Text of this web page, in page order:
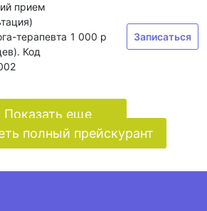
прием
терапевта
Код
1 000 р Записаться
Показать еще
полный прейскурант